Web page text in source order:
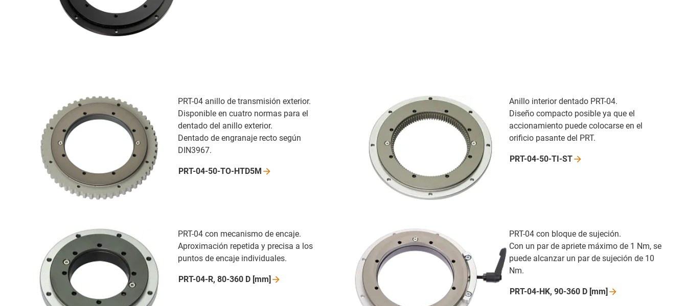
PRT-04 anillo de transmisión exterior.
Disponible en cuatro normas para el
dentado del anillo exterior.
Dentado de engranaje recto según
DIN3967.
PRT-04-50-TO-HTD5M
Anillo interior dentado PRT-04.
Diseño compacto posible ya que el
accionamiento puede colocarse en el
orificio pasante del PRT.
PRT-04-50-TI-ST
PRT-04 con mecanismo de encaje.
Aproximación repetida y precisa a los
puntos de encaje individuales.
PRT-04-R, 80-360 D [mm]
PRT-04 con bloque de sujeción.
Con un par de apriete máximo de 1 Nm, se
puede alcanzar un par de sujeción de 10
Nm.
PRT-04-HK, 90-360 D [mm]